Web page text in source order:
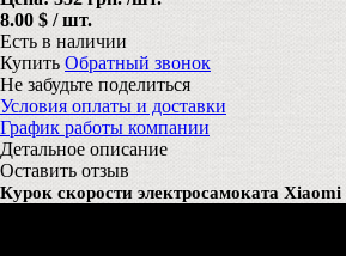
8.00 $ / шт.
Есть в наличии
Купить Обратный звонок
Не забудьте поделиться
Условия оплаты и доставки
График работы компании
Детальное описание
Оставить отзыв
Курок скорости электросамоката Xiaomi